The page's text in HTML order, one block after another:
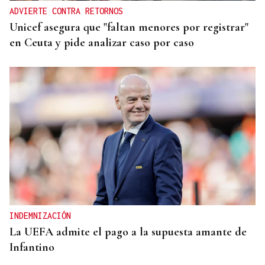
ADVIERTE CONTRA RETORNOS
Unicef asegura que "faltan menores por registrar"
en Ceuta y pide analizar caso por caso
INDEMNIZACIÓN
La UEFA admite el pago a la supuesta amante de
Infantino